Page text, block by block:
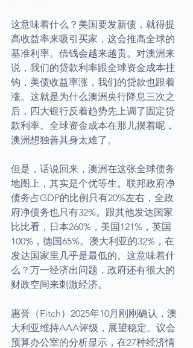
这意味着什么？美国要发新债，就得提
高收益率来吸引买家，这会推高全球的
基准利率。借钱会越来越贵。对澳洲来
说，我们的贷款利率跟全球资金成本挂
钩，美债收益率涨，我们的贷款也跟着
涨。这就是为什么澳洲央行降息三次之
后，四大银行反着趋势先上调了固定贷
款利率。全球资金成本在那儿摆着呢，
澳洲想独善其身太难了。
但是，话说回来，澳洲在这张全球债务
地图上，其实是个优等生。联邦政府净
债务占GDP的比例只有20%左右，全政
府净债务也只有32%。跟其他发达国家
比比看，日本260%，美国121%，英国
100%，德国65%。澳大利亚的32%，在
发达国家里几乎是最低的。这意味着什
么？万一经济出问题，政府还有很大的
财政空间来刺激经济。
惠誉（Fitch）2025年10月刚刚确认，澳
大利亚维持AAA评级，展望稳定。议会
预算办公室的分析显示，在27种经济情